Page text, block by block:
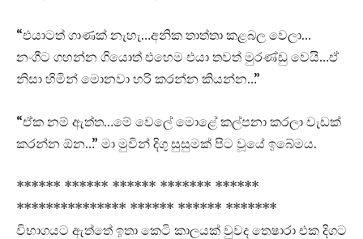
“එයාටත් ගාණක් නැහැ…අනික තාත්තා කළබල වෙලා…
නංගීට ගහන්න ගියොත් එහෙම එයා තවත් මුරණ්ඩු වෙයි…ඒ
නිසා හිමින් මොනවා හරි කරන්න කියන්න…”
“ඒක නම් ඇත්ත…මේ වෙලේ මොළේ කල්පනා කරලා වැඩක්
කරන්න ඕන…” මා මුවින් දිගු සුසුමක් පිට වූයේ ඉබේමය.
****** ****** ****** ******* ******
*************** ****** ****** *******
විභාගයට ඇත්තේ ඉතා කෙටි කාලයක් වුවද තෙෂාරා එක දිගට